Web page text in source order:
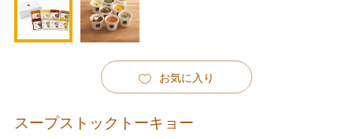
お気に入り
スープストックトーキョー